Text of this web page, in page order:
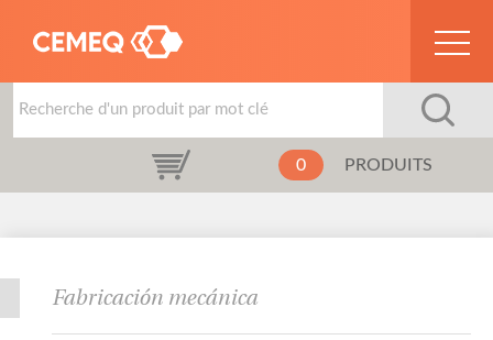
0 PRODUITS
Fabricación mecánica